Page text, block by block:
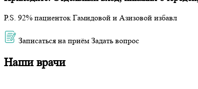
P.S. 92% пациенток Гамидовой и Азизовой избавл
Записаться на приём Задать вопрос
Наши врачи